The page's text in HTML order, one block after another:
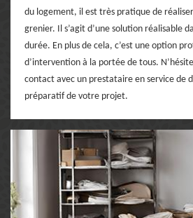
du logement, il est très pratique de
grenier. Il s’agit d’une solution réalisable
durée. En plus de cela, c’est une option
d’intervention à la portée de tous.
contact avec un prestataire en service de
préparatif de votre projet.